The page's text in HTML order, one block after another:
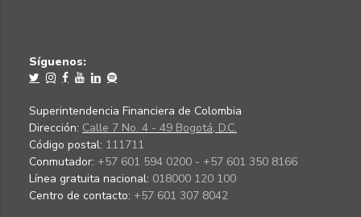
Síguenos:
Superintendencia Financiera de Colombia
Dirección: Calle 7 No. 4 - 49 Bogotá, D.C.
Código postal: 111711
Conmutador: +57 601 594 0200 - +57 601 350 8166
Línea gratuita nacional: 018000 120 100
Centro de contacto: +57 601 307 8042